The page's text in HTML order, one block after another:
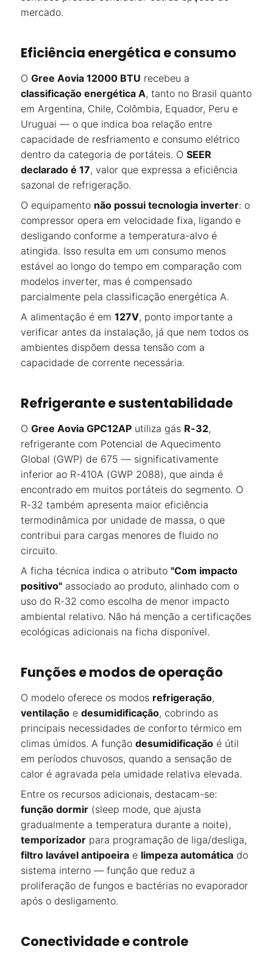
mercado.
Eficiência energética e consumo
O Gree Aovia 12000 BTU recebeu a
classificação energética A, tanto no Brasil quanto
em Argentina, Chile, Colômbia, Equador, Peru e
Uruguai — o que indica boa relação entre
capacidade de resfriamento e consumo elétrico
dentro da categoria de portáteis. O SEER
declarado é 17, valor que expressa a eficiência
sazonal de refrigeração.
O equipamento não possui tecnologia inverter: o
compressor opera em velocidade fixa, ligando e
desligando conforme a temperatura-alvo é
atingida. Isso resulta em um consumo menos
estável ao longo do tempo em comparação com
modelos inverter, mas é compensado
parcialmente pela classificação energética A.
A alimentação é em 127V, ponto importante a
verificar antes da instalação, já que nem todos os
ambientes dispõem dessa tensão com a
capacidade de corrente necessária.
Refrigerante e sustentabilidade
O Gree Aovia GPC12AP utiliza gás R-32,
refrigerante com Potencial de Aquecimento
Global (GWP) de 675 — significativamente
inferior ao R-410A (GWP 2088), que ainda é
encontrado em muitos portáteis do segmento. O
R-32 também apresenta maior eficiência
termodinâmica por unidade de massa, o que
contribui para cargas menores de fluido no
circuito.
A ficha técnica indica o atributo "Com impacto
positivo" associado ao produto, alinhado com o
uso do R-32 como escolha de menor impacto
ambiental relativo. Não há menção a certificações
ecológicas adicionais na ficha disponível.
Funções e modos de operação
O modelo oferece os modos refrigeração,
ventilação e desumidificação, cobrindo as
principais necessidades de conforto térmico em
climas úmidos. A função desumidificação é útil
em períodos chuvosos, quando a sensação de
calor é agravada pela umidade relativa elevada.
Entre os recursos adicionais, destacam-se:
função dormir (sleep mode, que ajusta
gradualmente a temperatura durante a noite),
temporizador para programação de liga/desliga,
filtro lavável antipoeira e limpeza automática do
sistema interno — função que reduz a
proliferação de fungos e bactérias no evaporador
após o desligamento.
Conectividade e controle